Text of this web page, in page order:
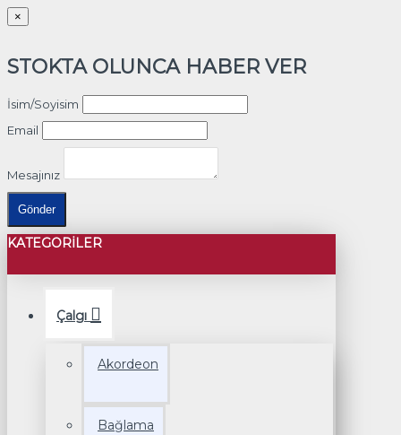
×
STOKTA OLUNCA HABER VER
İsim/Soyisim
Email
Mesajınız
Gönder
KATEGORILER
Çalgı
Akordeon
Bağlama